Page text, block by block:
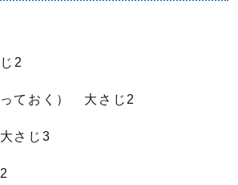
2
ておく） 大さじ2
さじ3